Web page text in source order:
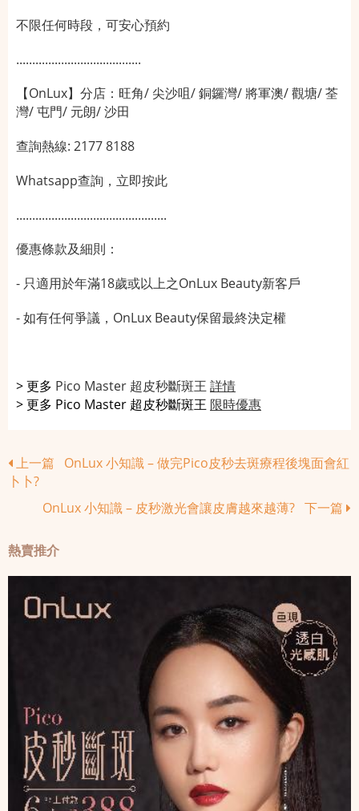
不限任何時段，可安心預約
.......................................
【OnLux】分店：旺角/ 尖沙咀/銅鑼灣/ 將軍澳/觀塘/荃
灣/屯門/ 元朗/沙田
查詢熱線: 2177 8188
Whatsapp查詢， 立即按此
...............................................
優惠條款及細則：
- 只適用於年滿18歲或以上之OnLux Beauty新客戶
-如有任何爭議， OnLux Beauty保留最終決定權
> 更多 Pico Master 超皮秒斷斑王 詳情
> 更多 Pico Master 超皮秒斷斑王 限時優惠
上一篇 OnLux 小知識 – 做完Pico皮秒去斑療程後塊面會紅
卜卜?
OnLux 小知識 – 皮秒激光會讓皮膚越來越薄? 下一篇
熱賣推介